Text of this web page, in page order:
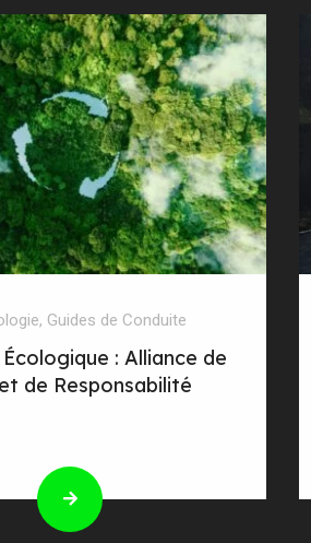
, Guides de Conduite
: Alliance de
de Responsabilité